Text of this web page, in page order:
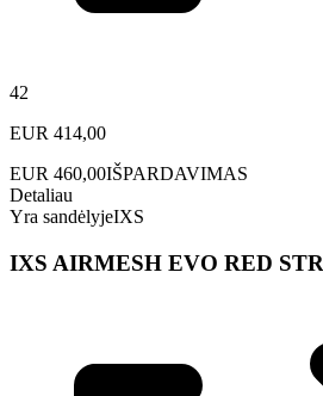
42
EUR 414,00
EUR 460,00IŠPARDAVIMAS
Detaliau
Yra sandėlyjeIXS
IXS AIRMESH EVO RED